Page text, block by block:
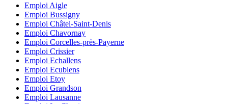
Emploi Aigle
Emploi Bussigny
Emploi Châtel-Saint-Denis
Emploi Chavornay
Emploi Corcelles-près-Payerne
Emploi Crissier
Emploi Echallens
Emploi Ecublens
Emploi Etoy
Emploi Grandson
Emploi Lausanne